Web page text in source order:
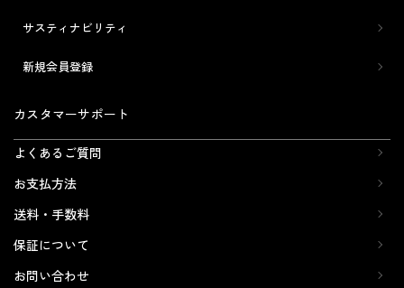
サスティナビリティ
新規会員登録
カスタマーサポート
よくあるご質問
お支払方法
送料・手数料
保証について
お問い合わせ